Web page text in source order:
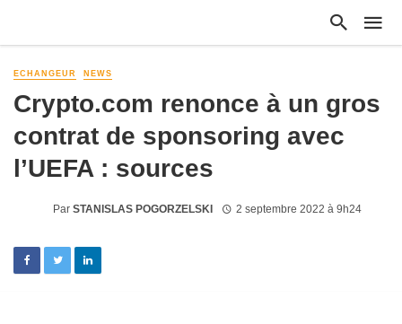
ECHANGEUR NEWS
Crypto.com renonce à un gros
contrat de sponsoring avec
l’UEFA : sources
Par STANISLAS POGORZELSKI 2 septembre 2022 à 9h24